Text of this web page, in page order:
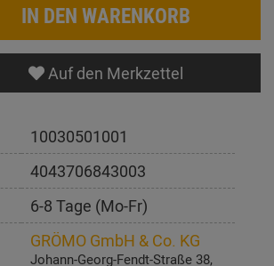
IN DEN WARENKORB
Auf den Merkzettel
10030501001
4043706843003
6-8 Tage (Mo-Fr)
GRÖMO GmbH & Co. KG
Johann-Georg-Fendt-Straße 38,